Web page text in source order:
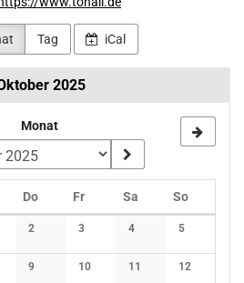
Tag iCal
2025
Monat
DoDonnerstag
FrFreitagSa Samstag
SoSonntag
2
Keine Veranstaltungen
3
Keine Veranstaltungen
4
Keine Veranstaltungen
5
Keine
9 10 11 12